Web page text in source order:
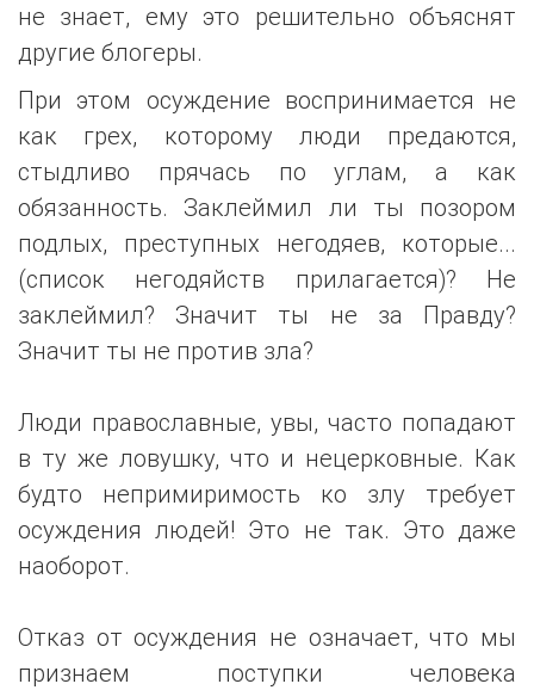
не знает, ему это решительно объяснят
другие блогеры.
При этом осуждение воспринимается не
как грех, которому люди предаются,
стыдливо прячась по углам, а как
обязанность. Заклеймил ли ты позором
подлых, преступных негодяев, которые...
(список негодяйств прилагается)? Не
заклеймил? Значит ты не за Правду?
Значит ты не против зла?
Люди православные, увы, часто попадают
в ту же ловушку, что и нецерковные. Как
будто непримиримость ко злу требует
осуждения людей! Это не так. Это даже
наоборот.
Отказ от осуждения не означает, что мы
признаем поступки человека